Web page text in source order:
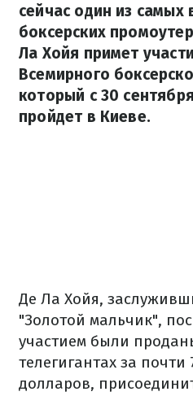
сейчас один из самых
боксерских
Ла Хойя примет
Всемирного
который с 30
пройдет в Киеве.
Де Ла Хойя,
"Золотой мальчик",
участием были
телегигантах за
долларов,